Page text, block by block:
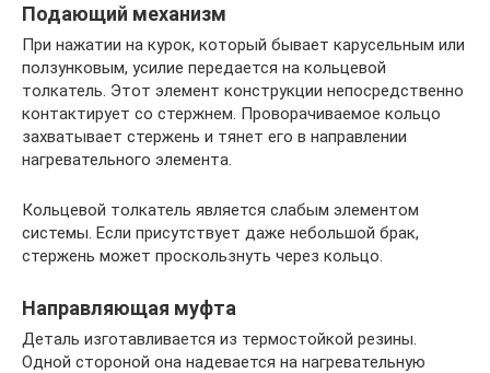
Подающий механизм
При нажатии на курок, который бывает карусельным или
ползунковым, усилие передается на кольцевой
толкатель. Этот элемент конструкции непосредственно
контактирует со стержнем. Проворачиваемое кольцо
захватывает стержень и тянет его в направлении
нагревательного элемента.
Кольцевой толкатель является слабым элементом
системы. Если присутствует даже небольшой брак,
стержень может проскользнуть через кольцо.
Направляющая муфта
Деталь изготавливается из термостойкой резины.
Одной стороной она надевается на нагревательную